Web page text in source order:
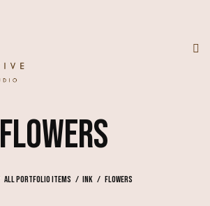
FLOWERS
All Portfolio items Ink Flowers